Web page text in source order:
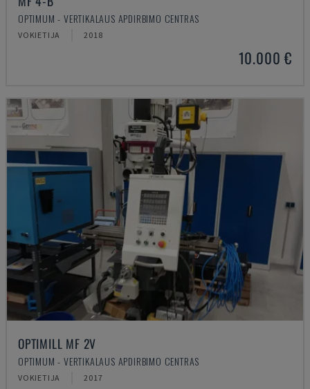
OPTIMUM - VERTIKALAUS APDIRBIMO CENTRAS
VOKIETIJA 2018
10.000 €
OPTIMILL MF 2V
OPTIMUM - VERTIKALAUS APDIRBIMO CENTRAS
VOKIETIJA 2017